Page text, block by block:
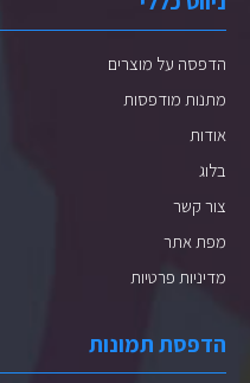
הדפסה על מוצרים
מתנות מודפסות
אודות
בלוג
צור קשר
מפת אתר
מדיניות פרטיות
הדפסת תמונות